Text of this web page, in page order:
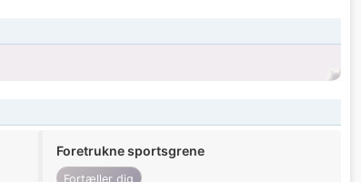
Foretrukne sportsgrene
Fortæller dig